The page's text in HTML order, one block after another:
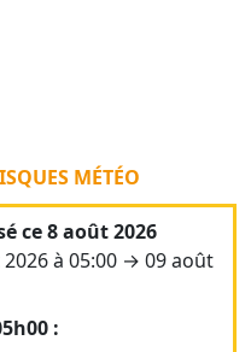
MÉTÉO
ce 8 août 2026
à 05:00 → 09 août
: